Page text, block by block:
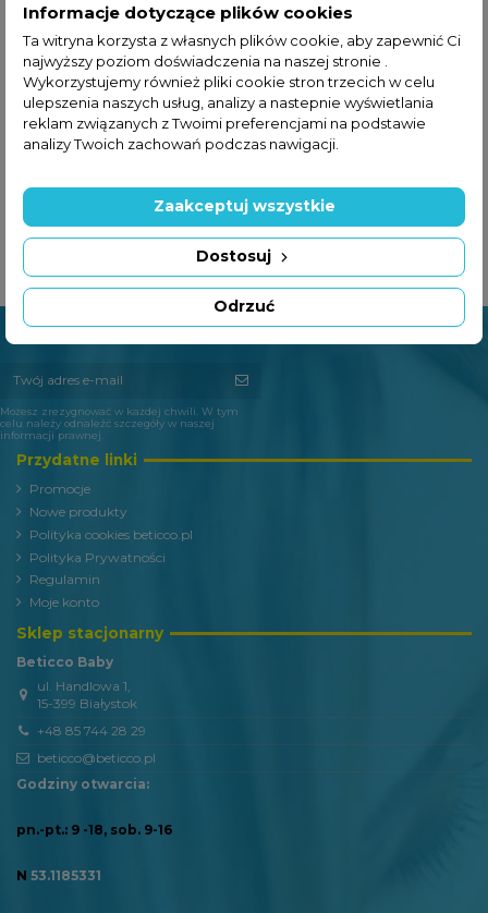
Wózek spacerowy Beticco Walking
349,00 zł
View
Możesz zrezygnować w każdej chwili. W tym
celu należy odnaleźć szczegóły w naszej
informacji prawnej.
Przydatne linki
Promocje
Nowe produkty
Polityka cookies beticco.pl
Polityka Prywatności
Regulamin
Moje konto
Sklep stacjonarny
Beticco Baby
ul. Handlowa 1,
15-399 Białystok
+48 85 744 28 29
beticco@beticco.pl
Godziny otwarcia:
pn.-pt.: 9 -18, sob. 9-16
N 53.1185331
Informacje dotyczące plików cookies
Ta witryna korzysta z własnych plików cookie, aby zapewnić Ci
najwyższy poziom doświadczenia na naszej stronie .
Wykorzystujemy również pliki cookie stron trzecich w celu
ulepszenia naszych usług, analizy a nastepnie wyświetlania
reklam związanych z Twoimi preferencjami na podstawie
analizy Twoich zachowań podczas nawigacji.
Odrzuć
Dostosuj
Zaakceptuj wszystkie